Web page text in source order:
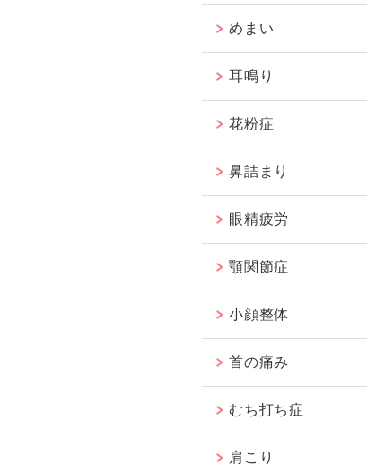
めまい
耳鳴り
花粉症
鼻詰まり
眼精疲労
顎関節症
小顔整体
首の痛み
むち打ち症
肩こり